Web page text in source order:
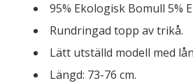
95% Ekologisk Bomull 5%
Rundringad topp av trikå.
Lätt utställd modell med
Längd: 73-76 cm.